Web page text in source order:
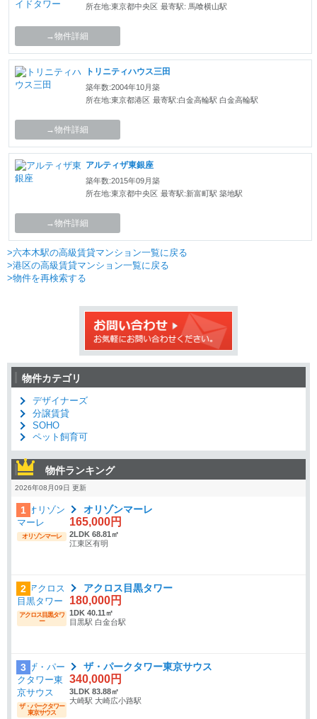
所在地:東京都中央区 最寄駅: 馬喰横山駅
→物件詳細
トリニティハウス三田
築年数:2004年10月築
所在地:東京都港区 最寄駅:白金高輪駅 白金高輪駅
→物件詳細
アルティザ東銀座
築年数:2015年09月築
所在地:東京都中央区 最寄駅:新富町駅 築地駅
→物件詳細
>六本木駅の高級賃貸マンション一覧に戻る
>港区の高級賃貸マンション一覧に戻る
>物件を再検索する
物件カテゴリ
デザイナーズ
分譲賃貸
SOHO
ペット飼育可
物件ランキング
2026年08月09日 更新
1
オリゾンマーレ
オリゾンマーレ
165,000円
2LDK 68.81㎡
江東区有明
2
アクロス目黒タワ
ー
アクロス目黒タワー
180,000円
1DK 40.11㎡
目黒駅 白金台駅
3
ザ・パークタワー
東京サウス
ザ・パークタワー東京サウス
340,000円
3LDK 83.88㎡
大崎駅 大崎広小路駅